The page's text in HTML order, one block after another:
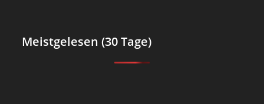
Meistgelesen (30 Tage)